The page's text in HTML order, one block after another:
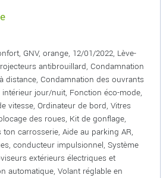
GNV, orange, 12/01/2022, Lève-
antibrouillard, Condamnation
distance, Condamnation des ouvrants
jour/nuit, Fonction éco-mode,
vitesse, Ordinateur de bord, Vitres
des roues, Kit de gonflage,
carrosserie, Aide au parking AR,
conducteur impulsionnel, Système
extérieurs électriques et
automatique, Volant réglable en